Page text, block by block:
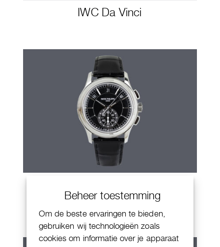
Beheer toestemming
Om de beste ervaringen te bieden,
gebruiken wij technologieën zoals
cookies om informatie over je apparaat
IWC Da Vinci
Chornograaf